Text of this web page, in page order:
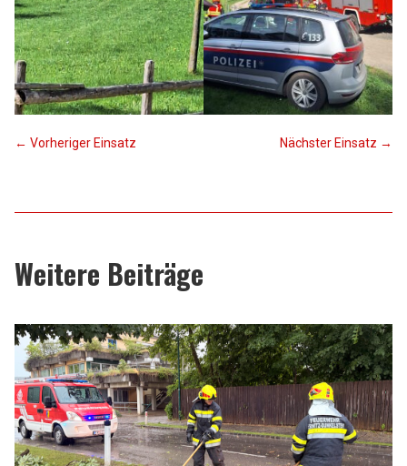
← Vorheriger Einsatz Nächster Einsatz →
Weitere Beiträge